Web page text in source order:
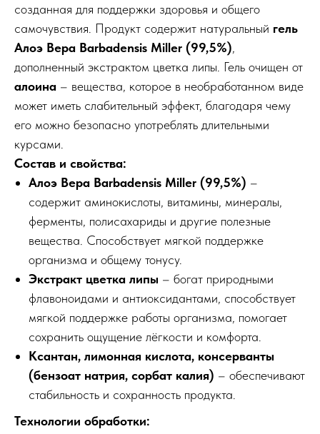
созданная для поддержки здоровья и общего
самочувствия. Продукт содержит натуральный гель
Алоэ Вера Barbadensis Miller (99,5%),
дополненный экстрактом цветка липы. Гель очищен от
алоина – вещества, которое в необработанном виде
может иметь слабительный эффект, благодаря чему
его можно безопасно употреблять длительными
курсами.
Состав и свойства:
Алоэ Вера Barbadensis Miller (99,5%) –
содержит аминокислоты, витамины, минералы,
ферменты, полисахариды и другие полезные
вещества. Способствует мягкой поддержке
организма и общему тонусу.
Экстракт цветка липы – богат природными
флавоноидами и антиоксидантами, способствует
мягкой поддержке работы организма, помогает
сохранить ощущение лёгкости и комфорта.
Ксантан, лимонная кислота, консерванты
(бензоат натрия, сорбат калия) – обеспечивают
стабильность и сохранность продукта.
Технологии обработки: